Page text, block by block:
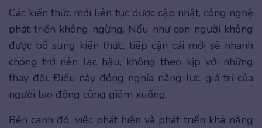
Các kiến thức mới liên tục được cập nhật, công nghệ
phát triển không ngừng. Nếu như con người không
được bổ sung kiến thức, tiếp cận cái mới sẽ nhanh
chóng trở nên lạc hậu, không theo kịp với những
thay đổi. Điều này đồng nghĩa năng lực, giá trị của
người lao động cũng giảm xuống.
Bên cạnh đó, việc phát hiện và phát triển khả năng